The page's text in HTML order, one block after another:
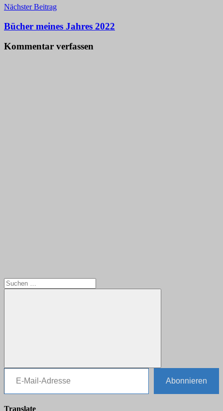
Nächster Beitrag
Bücher meines Jahres 2022
Kommentar verfassen
Suchen
nach:
Suchen
E-Mail-Adresse
Abonnieren
Translate